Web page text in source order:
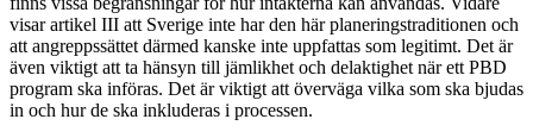
visar artikel III att Sverige inte har den här planeringstraditionen och
att angreppssättet därmed kanske inte uppfattas som legitimt. Det är
även viktigt att ta hänsyn till jämlikhet och delaktighet när ett PBD
program ska införas. Det är viktigt att överväga vilka som ska bjudas
in och hur de ska inkluderas i processen.